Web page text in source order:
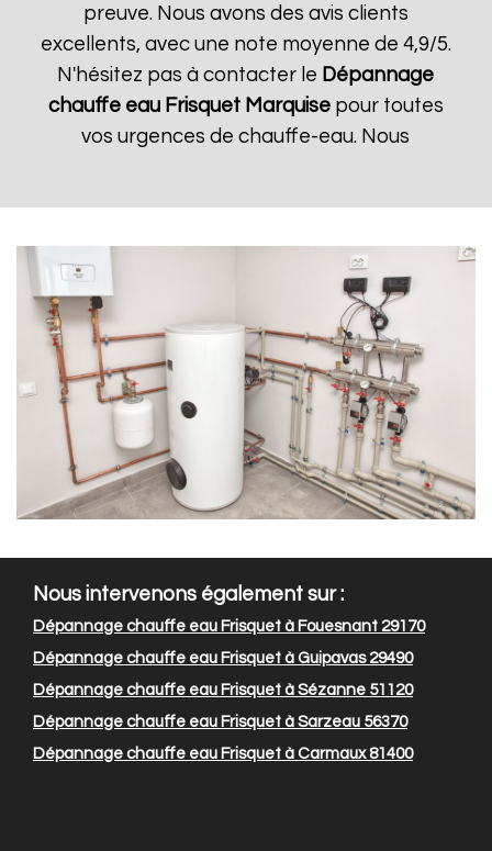
preuve. Nous avons des avis clients
excellents, avec une note moyenne de 4,9/5.
N'hésitez pas à contacter le Dépannage
chauffe eau Frisquet Marquisepour toutes
vos urgences de chauffe-eau. Nous
Nous intervenons également sur :
Dépannage chauffe eau Frisquet à Fouesnant 29170
Dépannage chauffe eau Frisquet à Guipavas 29490
Dépannage chauffe eau Frisquet à Sézanne 51120
Dépannage chauffe eau Frisquet à Sarzeau 56370
Dépannage chauffe eau Frisquet à Carmaux 81400